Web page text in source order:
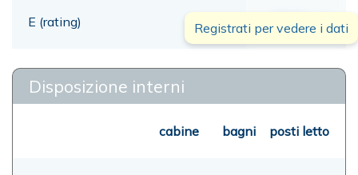
E (rating) 00,00 mt
Registrati per vedere i dati
Disposizione interni
cabine bagni posti letto